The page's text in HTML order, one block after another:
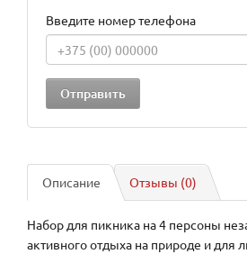
Введите номер телефона
Описание Отзывы (0)
Набор для пикника на 4 персоны
активного отдыха на природе и для